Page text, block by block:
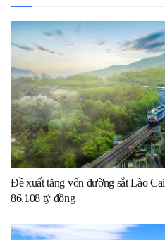
Đề xuất tăng vốn đường sắt Lào
86.108 tỷ đồng